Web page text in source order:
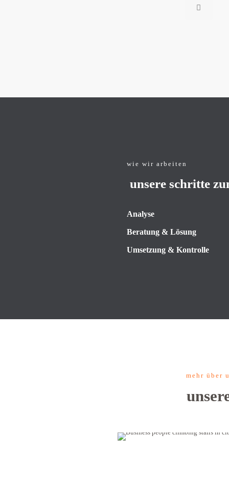
wie wir arbeiten
unsere schritte
Analyse
Beratung & Lösung
Umsetzung & Kontrolle
mehr über